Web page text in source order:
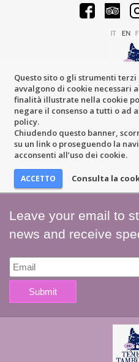
Questo sito o gli strumenti
avvalgono di cookie necessari
finalità illustrate nella cookie
negare il consenso a tutti o ad
policy.
Chiudendo questo banner,
su un link o proseguendo la
acconsenti all’uso dei cookie.
Consulta la
Leave your email to
news and receive